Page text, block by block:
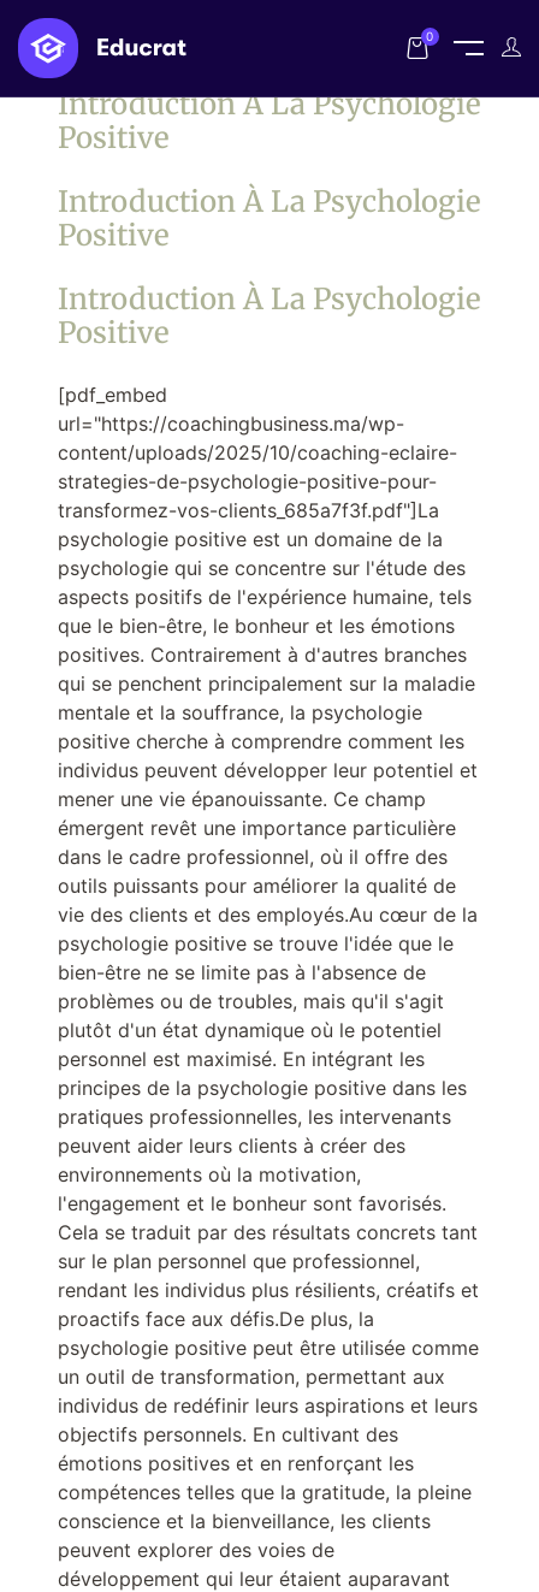
0
Introduction À La Psychologie
Positive
Introduction À La Psychologie
Positive
Introduction À La Psychologie
Positive
[pdf_embed
url="https://coachingbusiness.ma/wp-
content/uploads/2025/10/coaching-eclaire-
strategies-de-psychologie-positive-pour-
transformez-vos-clients_685a7f3f.pdf"]La
psychologie positive est un domaine de la
psychologie qui se concentre sur l'étude des
aspects positifs de l'expérience humaine, tels
que le bien-être, le bonheur et les émotions
positives. Contrairement à d'autres branches
qui se penchent principalement sur la maladie
mentale et la souffrance, la psychologie
positive cherche à comprendre comment les
individus peuvent développer leur potentiel et
mener une vie épanouissante. Ce champ
émergent revêt une importance particulière
dans le cadre professionnel, où il offre des
outils puissants pour améliorer la qualité de
vie des clients et des employés.Au cœur de la
psychologie positive se trouve l'idée que le
bien-être ne se limite pas à l'absence de
problèmes ou de troubles, mais qu'il s'agit
plutôt d'un état dynamique où le potentiel
personnel est maximisé. En intégrant les
principes de la psychologie positive dans les
pratiques professionnelles, les intervenants
peuvent aider leurs clients à créer des
environnements où la motivation,
l'engagement et le bonheur sont favorisés.
Cela se traduit par des résultats concrets tant
sur le plan personnel que professionnel,
rendant les individus plus résilients, créatifs et
proactifs face aux défis.De plus, la
psychologie positive peut être utilisée comme
un outil de transformation, permettant aux
individus de redéfinir leurs aspirations et leurs
objectifs personnels. En cultivant des
émotions positives et en renforçant les
compétences telles que la gratitude, la pleine
conscience et la bienveillance, les clients
peuvent explorer des voies de
développement qui leur étaient auparavant